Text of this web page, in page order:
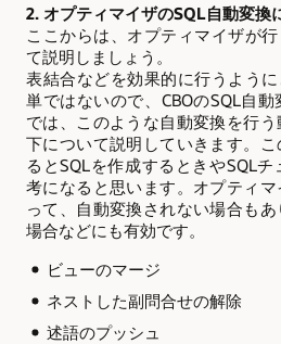
2. オプティマイザのSQL自動変換
ここからは、オプティマイザが
て説明しましょう。
表結合などを効果的に行うよう
単ではないので、CBOのSQL自
では、このような自動変換を行
下について説明していきます。
るとSQLを作成するときやSQL
考になると思います。オプティ
って、自動変換されない場合も
場合などにも有効です。
ビューのマージ
ネストした副問合せの解除
述語のプッシュ